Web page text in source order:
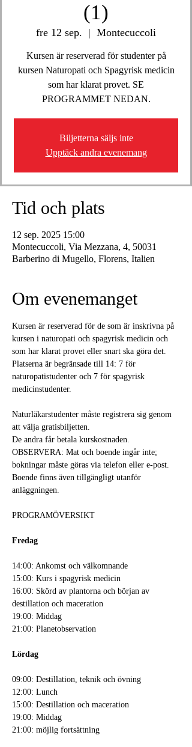
(1)
fre 12 sep.
  |
Montecuccoli
Kursen är reserverad för studenter på
kursen Naturopati och Spagyrisk medicin
som har klarat provet. SE
PROGRAMMET NEDAN.
Biljetterna säljs inte
Upptäck andra evenemang
Tid och plats
12 sep. 2025 15:00
Montecuccoli, Via Mezzana, 4, 50031
Barberino di Mugello, Florens, Italien
Om evenemanget
Kursen är reserverad för de som är inskrivna på
kursen i naturopati och spagyrisk medicin och
som har klarat provet eller snart ska göra det.
Platserna är begränsade till 14: 7 för
naturopatistudenter och 7 för spagyrisk
medicinstudenter.
Naturläkarstudenter måste registrera sig genom
att välja gratisbiljetten.
De andra får betala kurskostnaden.
OBSERVERA: Mat och boende ingår inte;
bokningar måste göras via telefon eller e-post.
Boende finns även tillgängligt utanför
anläggningen.
PROGRAMÖVERSIKT
Fredag
14:00: Ankomst och välkomnande
15:00: Kurs i spagyrisk medicin
16:00: Skörd av plantorna och början av
destillation och maceration
19:00: Middag
21:00: Planetobservation
Lördag
09:00: Destillation, teknik och övning
12:00: Lunch
15:00: Destillation och maceration
19:00: Middag
21:00: möjlig fortsättning